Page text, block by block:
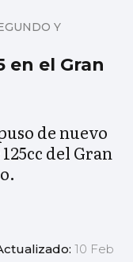
en el Gran
Y
de nuevo
del Gran
10 Feb